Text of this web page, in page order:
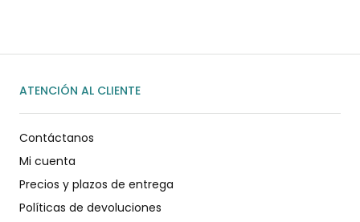
ATENCIÓN AL CLIENTE
Contáctanos
Mi cuenta
Precios y plazos de entrega
Políticas de devoluciones